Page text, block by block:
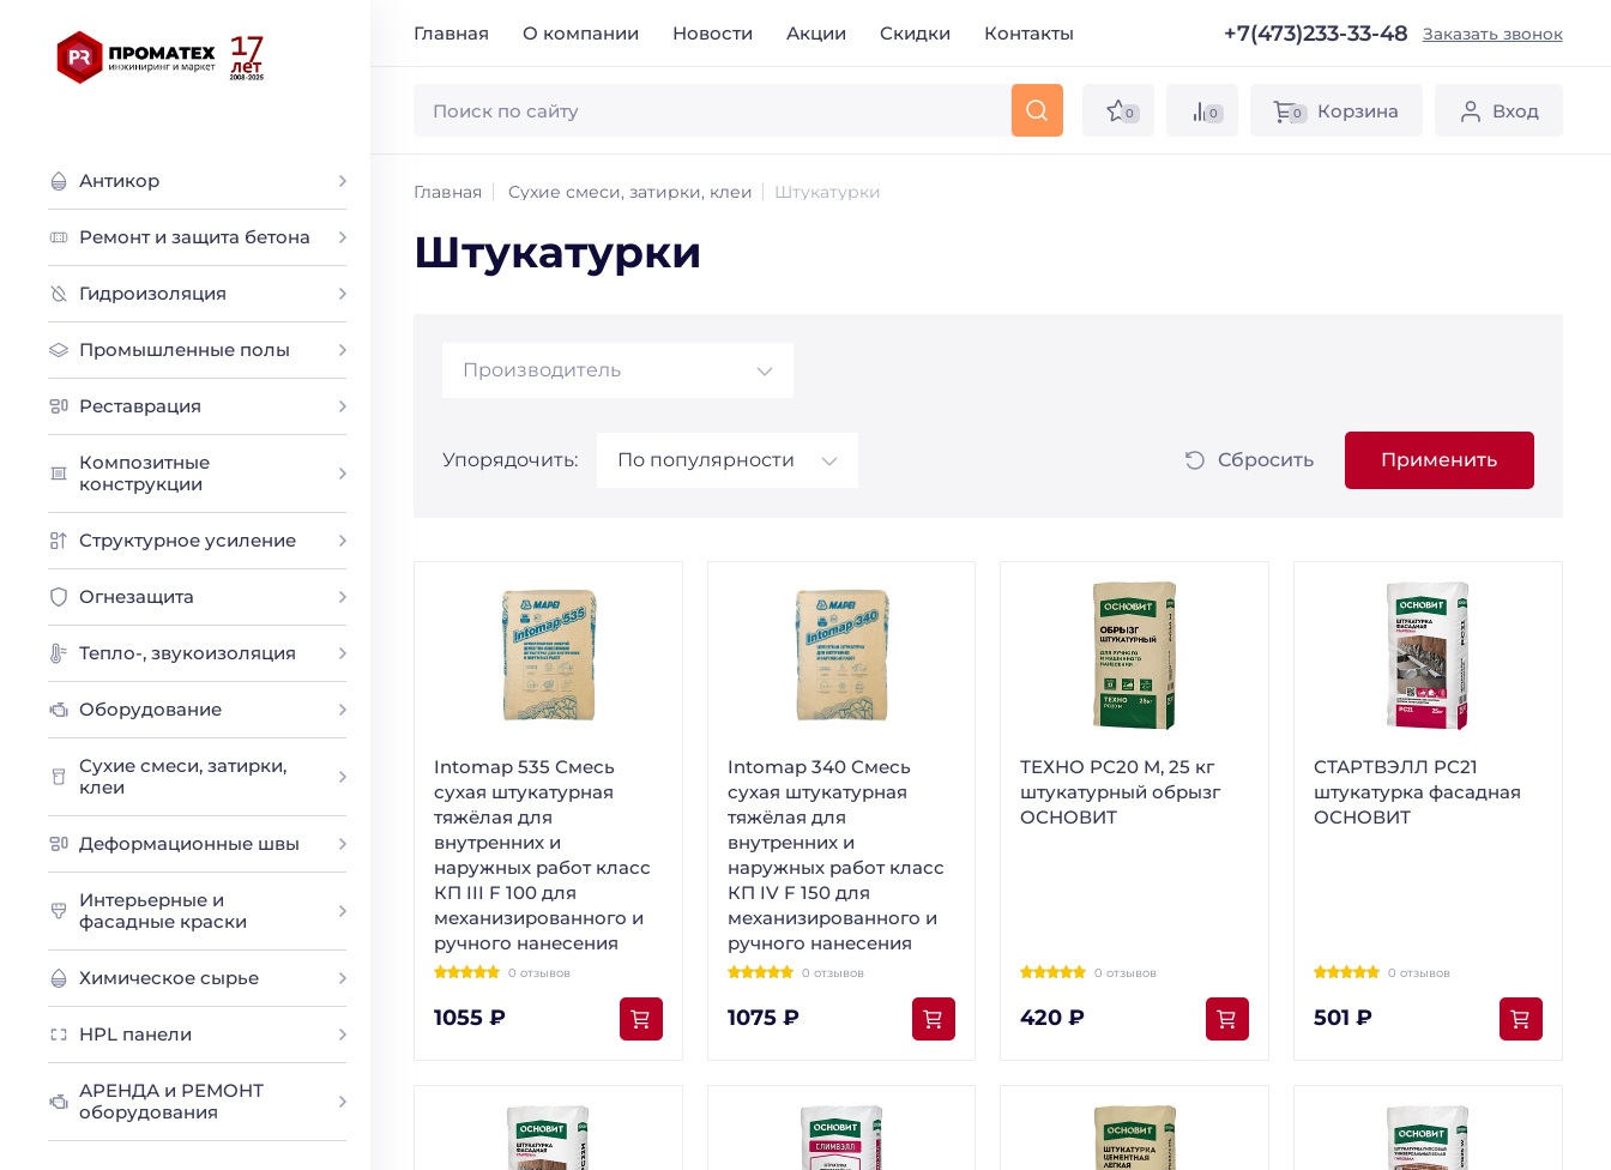
Главная О компании Новости Акции Скидки Контакты +7(473)233-33-48 Заказать звонок
0 0 0 Корзина Вход
Главная Сухие смеси, затирки, клеи Штукатурки
Штукатурки
Производитель
Упорядочить: По популярности Сбросить Применить
Intomap 535 Смесь
сухая штукатурная
тяжёлая для
внутренних и
наружных работ класс
КП III F 100 для
механизированного и
ручного нанесения
0 отзывов
1055 ₽
Intomap 340 Смесь
сухая штукатурная
тяжёлая для
внутренних и
наружных работ класс
КП IV F 150 для
механизированного и
ручного нанесения
0 отзывов
1075 ₽
ТЕХНО PC20 M, 25 кг
штукатурный обрызг
ОСНОВИТ
0 отзывов
420 ₽
СТАРТВЭЛЛ PC21
штукатурка фасадная
ОСНОВИТ
0 отзывов
501 ₽
Антикор
Ремонт и защита бетона
Гидроизоляция
Промышленные полы
Реставрация
Композитные
конструкции
Структурное усиление
Огнезащита
Тепло-, звукоизоляция
Оборудование
Сухие смеси, затирки,
клеи
Деформационные швы
Интерьерные и
фасадные краски
Химическое сырье
HPL панели
АРЕНДА и РЕМОНТ
оборудования